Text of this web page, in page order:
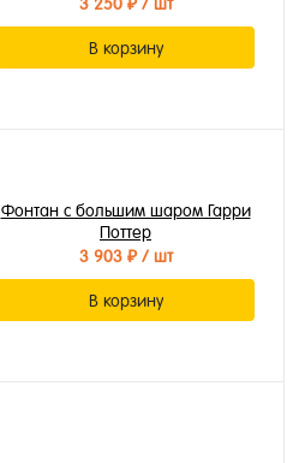
3 250 ₽/ шт
В корзину
Фонтан с большим шаром Гарри
Поттер
3 903 ₽/ шт
В корзину